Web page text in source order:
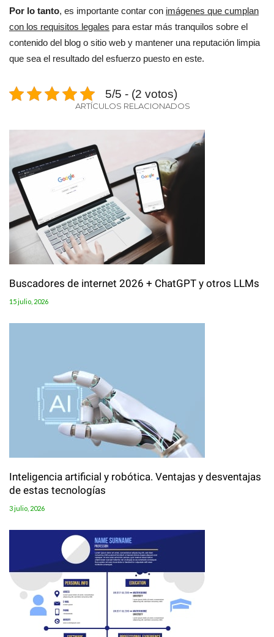
Por lo tanto, es importante contar con imágenes que cumplan
con los requisitos legales para estar más tranquilos sobre el
contenido del blog o sitio web y mantener una reputación limpia
que sea el resultado del esfuerzo puesto en este.
5/5 - (2 votos)
ARTÍCULOS RELACIONADOS
Buscadores de internet 2026 + ChatGPT y otros LLMs
15 julio, 2026
Inteligencia artificial y robótica. Ventajas y desventajas
de estas tecnologías
3 julio, 2026